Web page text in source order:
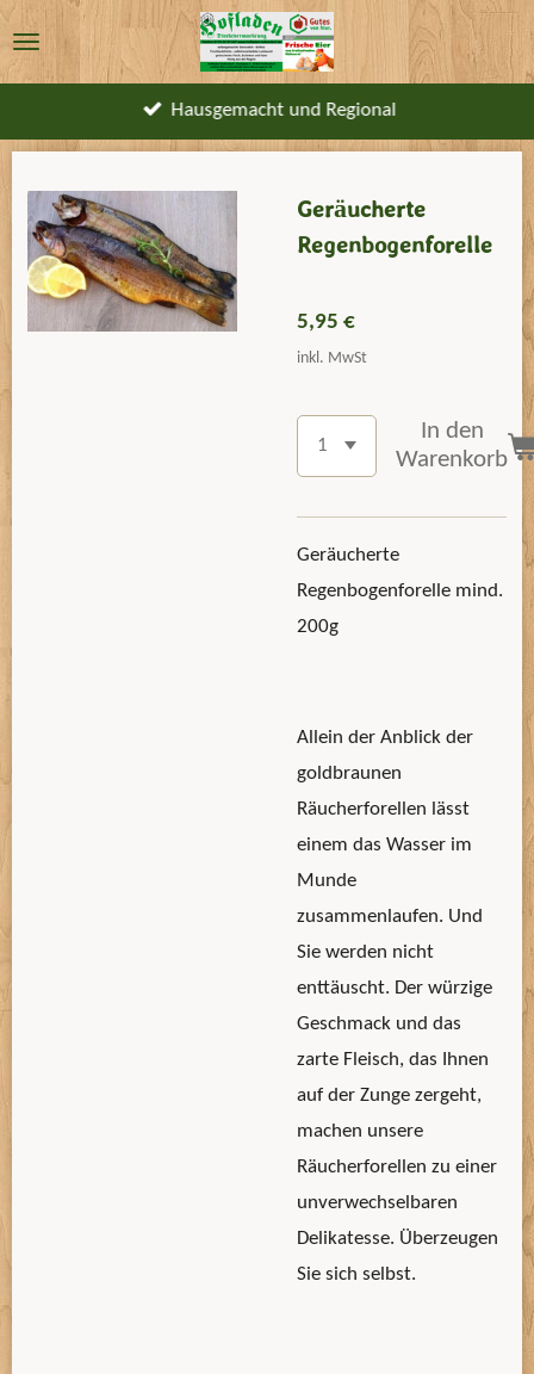
Zum
Hauptinhalt
Hausgemacht und Regional
Geräucherte
Regenbogenforelle
5,95 €
inkl. MwSt
In den
Warenkorb
Geräucherte
Regenbogenforelle mind.
200g
Allein der Anblick der
goldbraunen
Räucherforellen lässt
einem das Wasser im
Munde
zusammenlaufen. Und
Sie werden nicht
enttäuscht. Der würzige
Geschmack und das
zarte Fleisch, das Ihnen
auf der Zunge zergeht,
machen unsere
Räucherforellen zu einer
unverwechselbaren
Delikatesse. Überzeugen
Sie sich selbst.